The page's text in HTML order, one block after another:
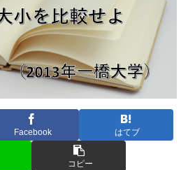
Facebook はてブ
コピー